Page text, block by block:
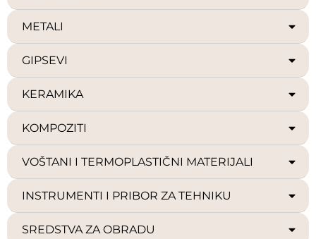
METALI
GIPSEVI
KERAMIKA
KOMPOZITI
VOŠTANI I TERMOPLASTIČNI MATERIJALI
INSTRUMENTI I PRIBOR ZA TEHNIKU
SREDSTVA ZA OBRADU